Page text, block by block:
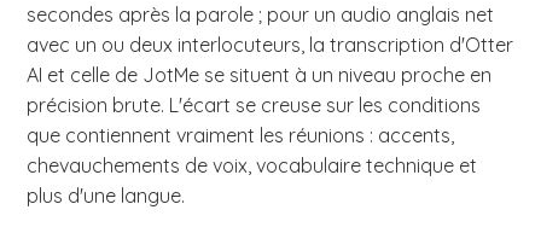
secondes après la parole ; pour un audio anglais net
avec un ou deux interlocuteurs, la transcription d'Otter
AI et celle de JotMe se situent à un niveau proche en
précision brute. L'écart se creuse sur les conditions
que contiennent vraiment les réunions : accents,
chevauchements de voix, vocabulaire technique et
plus d'une langue.